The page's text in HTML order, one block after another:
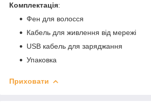
Комплектація:
Фен для волосся
Кабель для живлення від мережі
USB кабель для заряджання
Упаковка
Приховати